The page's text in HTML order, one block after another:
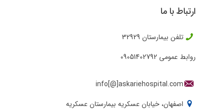
ارتباط با ما
تلفن بیمارستان 32929
روابط عمومی 09051402792
info[@]askariehospital.com
اصفهان، خیابان عسکریه بیمارستان عسکریه